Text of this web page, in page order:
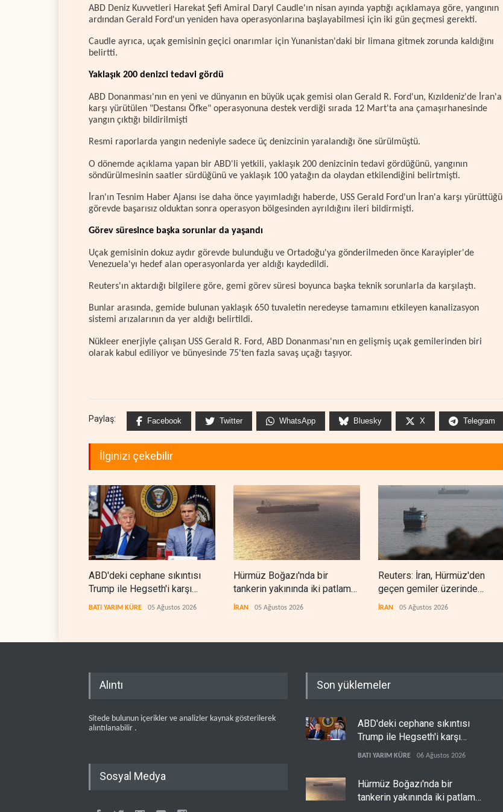
ABD Deniz Kuvvetleri Harekat Şefi Amiral Daryl Caudle'ın nisan ayında yaptığı açıklamaya göre, yangının
ardından Gerald Ford'un yeniden hava operasyonlarına başlayabilmesi için iki gün geçmesi gerekti.
Caudle ayrıca, uçak gemisinin geçici onarımlar için Yunanistan'daki bir limana gitmek zorunda kaldığını
belirtti.
Yaklaşık 200 denizci tedavi gördü
ABD Donanması'nın en yeni ve dünyanın en büyük uçak gemisi olan Gerald R. Ford'un, Kızıldeniz'de İran'a
karşı yürütülen "Destansı Öfke" operasyonuna destek verdiği sırada 12 Mart'ta ana çamaşırhanesinde
yangın çıktığı bildirilmişti
Resmi raporlarda yangın nedeniyle sadece üç denizcinin yaralandığı öne sürülmüştü.
O dönemde açıklama yapan bir ABD'li yetkili, yaklaşık 200 denizcinin tedavi gördüğünü, yangının
söndürülmesinin saatler sürdüğünü ve yaklaşık 100 yatağın da olaydan etkilendiğini belirtmişti.
İran'ın Tesnim Haber Ajansı ise daha önce yayımladığı haberde, USS Gerald Ford'un İran'a karşı yürüttüğü
görevde başarısız olduktan sonra operasyon bölgesinden ayrıldığını ileri bildirmişti.
Görev süresince başka sorunlar da yaşandı
Uçak gemisinin dokuz aydır görevde bulunduğu ve Ortadoğu'ya gönderilmeden önce Karayipler'de
Venezuela'yı hedef alan operasyonlarda yer aldığı kaydedildi.
Reuters'ın aktardığı bilgilere göre, gemi görev süresi boyunca başka teknik sorunlarla da karşılaştı.
Bunlar arasında, gemide bulunan yaklaşık 650 tuvaletin neredeyse tamamını etkileyen kanalizasyon
sistemi arızalarının da yer aldığı belirtildi.
Nükleer enerjiyle çalışan USS Gerald R. Ford, ABD Donanması'nın en gelişmiş uçak gemilerinden biri
olarak kabul ediliyor ve bünyesinde 75'ten fazla savaş uçağı taşıyor.
Paylaş: Facebook Twitter WhatsApp Bluesky X Telegram
İlginizi çekebilir
ABD'deki cephane sıkıntısı
Trump ile Hegseth'i karşı
karşıya getirdi
BATI YARIM KÜRE 05 Ağustos 2026
Hürmüz Boğazı'nda bir
tankerin yakınında iki patlama
meydana geldi
İRAN 05 Ağustos 2026
Reuters: İran, Hürmüz'den
geçen gemiler üzerinde
denetim sağlayacak
İRAN 05 Ağustos 2026
Alıntı
Sitede bulunun içerikler ve analizler kaynak gösterilerek
alıntılanabilir .
Sosyal Medya
Son yüklemeler
ABD'deki cephane sıkıntısı
Trump ile Hegseth'i karşı
karşıya getirdi
BATI YARIM KÜRE 06 Ağustos 2026
Hürmüz Boğazı'nda bir
tankerin yakınında iki patlama